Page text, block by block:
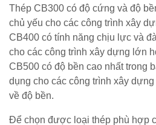
Thép CB300 có độ cứng và độ
chủ yếu cho các công trình xây
CB400 có tính năng chịu lực và
cho các công trình xây dựng lớn
CB500 có độ bền cao nhất trong
dụng cho các công trình xây
về độ bền.
Để chọn được loại thép phù hợp